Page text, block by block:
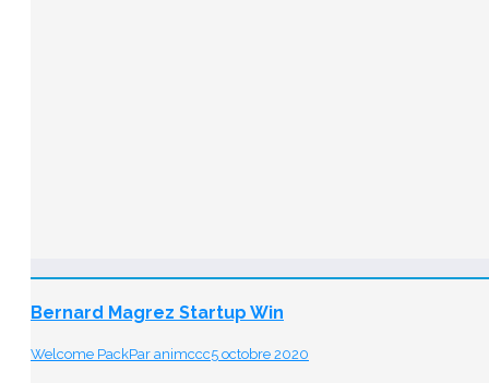
Bernard Magrez Startup Win
Welcome PackPar animccc5 octobre 2020